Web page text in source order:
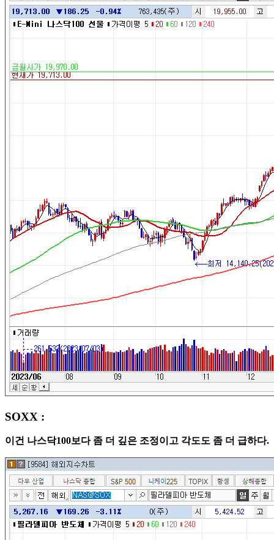
SOXX :
이건 나스닥100보다 좀 더 깊은 조정이고 각도도 좀 더 급하다.